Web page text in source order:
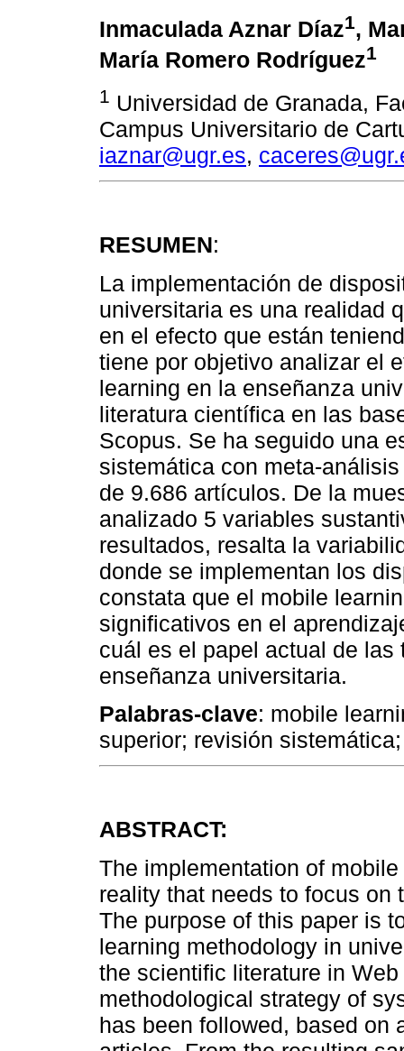
Inmaculada Aznar Díaz1,
María Romero Rodríguez1
1 Universidad de Granada,
Campus Universitario de
iaznar@ugr.es,
RESUMEN:
La implementación de
universitaria es una realidad
en el efecto que están
tiene por objetivo analizar el
learning en la enseñanza
literatura científica en las
Scopus. Se ha seguido una
sistemática con meta-
de 9.686 artículos. De la
analizado 5 variables
resultados, resalta la
donde se implementan los
constata que el mobile
significativos en el
cuál es el papel actual de
enseñanza universitaria.
Palabras-clave: mobile
superior; revisión
ABSTRACT:
The implementation of
reality that needs to focus on
The purpose of this paper is
learning methodology in
the scientific literature in
methodological strategy of
has been followed, based on